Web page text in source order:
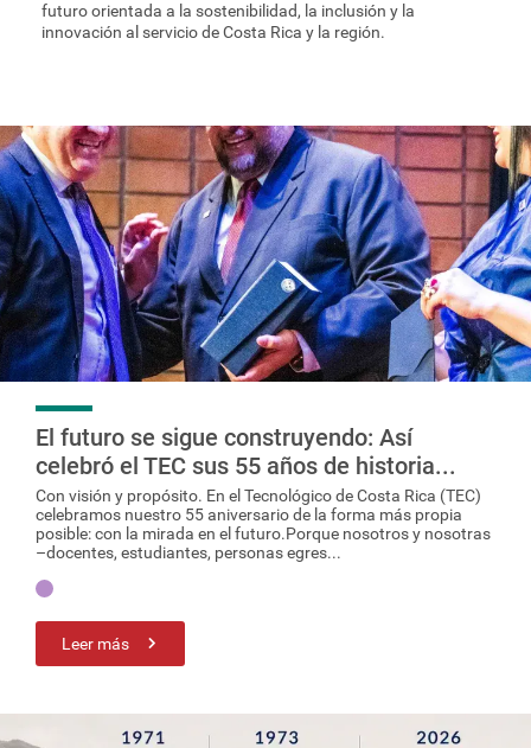
futuro orientada a la sostenibilidad, la inclusión y la
innovación al servicio de Costa Rica y la región.
El futuro se sigue construyendo: Así
celebró el TEC sus 55 años de historia...
Con visión y propósito. En el Tecnológico de Costa Rica (TEC)
celebramos nuestro 55 aniversario de la forma más propia
posible: con la mirada en el futuro.Porque nosotros y nosotras
–docentes, estudiantes, personas egres...
Leer más